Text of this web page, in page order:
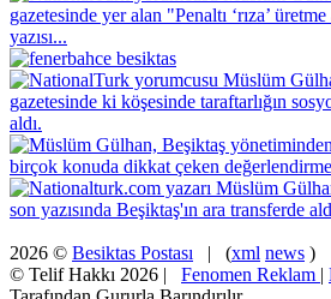
2026 © Besiktas Postası | (xml news )
© Telif Hakkı 2026 | Fenomen Reklam |